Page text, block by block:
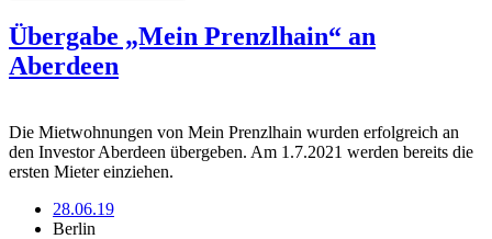
Übergabe „Mein Prenzlhain“ an
Aberdeen
Die Mietwohnungen von Mein Prenzlhain wurden erfolgreich an
den Investor Aberdeen übergeben. Am 1.7.2021 werden bereits die
ersten Mieter einziehen.
28.06.19
Berlin